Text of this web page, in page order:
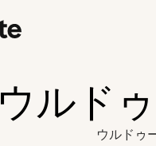
ウルド
ウルドゥ